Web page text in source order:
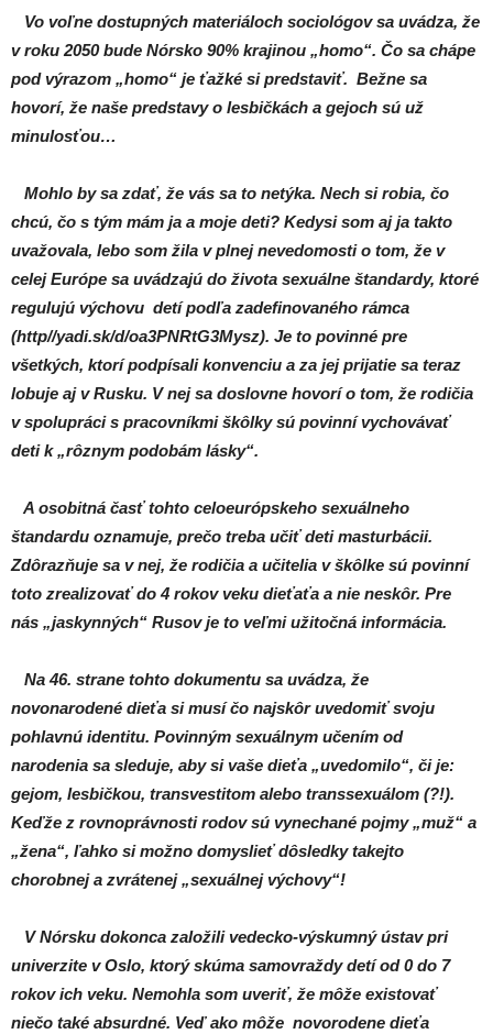
Vo voľne dostupných materiáloch sociológov sa uvádza, že
v roku 2050 bude Nórsko 90% krajinou „homo“. Čo sa chápe
pod výrazom „homo“ je ťažké si predstaviť. Bežne sa
hovorí, že naše predstavy o lesbičkách a gejoch sú už
minulosťou…
Mohlo by sa zdať, že vás sa to netýka. Nech si robia, čo
chcú, čo s tým mám ja a moje deti? Kedysi som aj ja takto
uvažovala, lebo som žila v plnej nevedomosti o tom, že v
celej Európe sa uvádzajú do života sexuálne štandardy, ktoré
regulujú výchovu detí podľa zadefinovaného rámca
(http//yadi.sk/d/oa3PNRtG3Mysz). Je to povinné pre
všetkých, ktorí podpísali konvenciu a za jej prijatie sa teraz
lobuje aj v Rusku. V nej sa doslovne hovorí o tom, že rodičia
v spolupráci s pracovníkmi škôlky sú povinní vychovávať
deti k „rôznym podobám lásky“.
A osobitná časť tohto celoeurópskeho sexuálneho
štandardu oznamuje, prečo treba učiť deti masturbácii.
Zdôrazňuje sa v nej, že rodičia a učitelia v škôlke sú povinní
toto zrealizovať do 4 rokov veku dieťaťa a nie neskôr. Pre
nás „jaskynných“ Rusov je to veľmi užitočná informácia.
Na 46. strane tohto dokumentu sa uvádza, že
novonarodené dieťa si musí čo najskôr uvedomiť svoju
pohlavnú identitu. Povinným sexuálnym učením od
narodenia sa sleduje, aby si vaše dieťa „uvedomilo“, či je:
gejom, lesbičkou, transvestitom alebo transsexuálom (?!).
Keďže z rovnoprávnosti rodov sú vynechané pojmy „muž“ a
„žena“, ľahko si možno domyslieť dôsledky takejto
chorobnej a zvrátenej „sexuálnej výchovy“!
V Nórsku dokonca založili vedecko-výskumný ústav pri
univerzite v Oslo, ktorý skúma samovraždy detí od 0 do 7
rokov ich veku. Nemohla som uveriť, že môže existovať
niečo také absurdné. Veď ako môže novorodene dieťa